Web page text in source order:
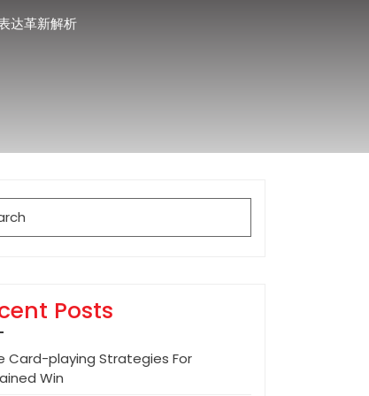
达革新解析
Posts
Card-playing Strategies For
Win